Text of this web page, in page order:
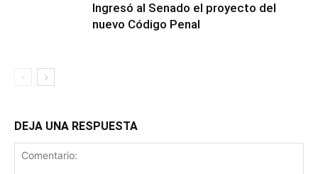
Ingresó al Senado el proyecto del
nuevo Código Penal
DEJA UNA RESPUESTA